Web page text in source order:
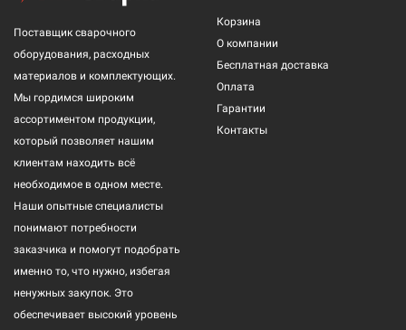
Поставщик сварочного
оборудования, расходных
материалов и комплектующих.
Мы гордимся широким
ассортиментом продукции,
который позволяет нашим
клиентам находить всё
необходимое в одном месте.
Наши опытные специалисты
понимают потребности
заказчика и помогут подобрать
именно то, что нужно, избегая
ненужных закупок. Это
обеспечивает высокий уровень
Корзина
О компании
Бесплатная доставка
Оплата
Гарантии
Контакты